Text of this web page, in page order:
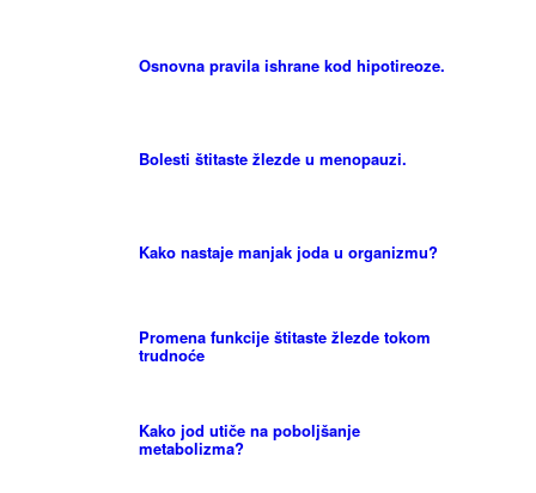
Osnovna pravila ishrane kod hipotireoze.
Bolesti štitaste žlezde u menopauzi.
Kako nastaje manjak joda u organizmu?
Promena funkcije štitaste žlezde tokom
trudnoće
Kako jod utiče na poboljšanje
metabolizma?